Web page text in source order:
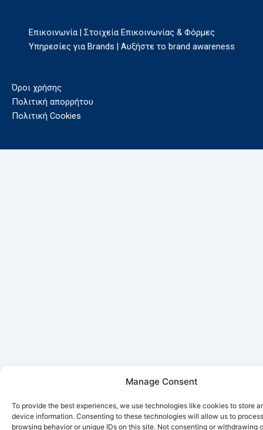
Manage Consent
To provide the best experiences, we use technologies like cookies to store
device information. Consenting to these technologies will allow us to
browsing behavior or unique IDs on this site. Not consenting or withdrawing
Επικοινωνία | Στοιχεία Επικοινωνίας & Φόρμες
Υπηρεσίες για Brands | Αυξήστε το brand awareness
Όροι χρήσης
Πολιτική απορρήτου
Πολιτική Cookies